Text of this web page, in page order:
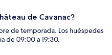
de Cavanac?
de temporada. Los huéspedes
de 09:00 a 19:30.